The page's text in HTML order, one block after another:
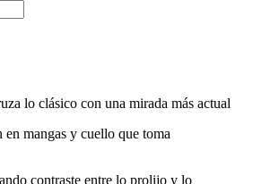
lo clásico con una mirada más actual
mangas y cuello que toma
contraste entre lo prolijo y lo